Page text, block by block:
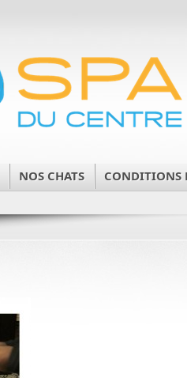
NOS CHATS
CONDITIONS